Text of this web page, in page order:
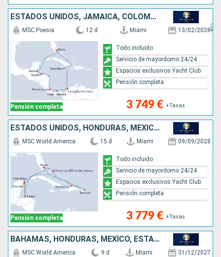
ESTADOS UNIDOS, JAMAICA, COLOMBIA, PANAMÁ, COSTA RICA, HONDURAS, BELICE
Pensión completa
MSC Poesia 12 d Miami 13/02/2028
3 749 € +Tasas
Todo incluido
Servicio de mayordomo 24/24
Espacios exclusivos Yacht Club
Pensión completa
ESTADOS UNIDOS, HONDURAS, MÉXICO, REPÚBLICA DOMINICANA, PORTO RICO, BAHAMAS
Pensión completa
MSC World America 15 d Miami 09/09/2028
3 779 € +Tasas
Todo incluido
Servicio de mayordomo 24/24
Espacios exclusivos Yacht Club
Pensión completa
BAHAMAS, HONDURAS, MÉXICO, ESTADOS UNIDOS
MSC World America 9 d Miami 31/12/2027